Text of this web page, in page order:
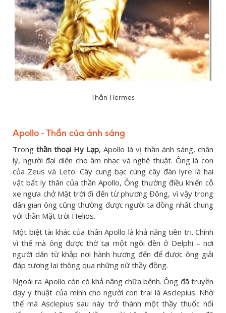
Thần Hermes
Apollo - Thần của ánh sáng
Trongthần thoại Hy Lạp, Apollo là vị thần ánh sáng, chân
lý, người đại diện cho âm nhạc và nghệ thuật. Ông là con
của Zeus và Leto. Cây cung bạc cùng cây đàn lyre là hai
vật bất ly thân của thần Apollo, Ông thường điều khiển cỗ
xe ngựa chở Mặt trời đi đến từ phương Đông, vì vậy trong
dân gian ông cũng thường được người ta đồng nhất chung
với thần Mặt trời Helios.
Một biệt tài khác của thần Apollo là khả năng tiên tri. Chính
vì thế mà ông được thờ tại một ngôi đền ở Delphi – nơi
người dân từ khắp nơi hành hương đến để được ông giải
đáp tương lai thông qua những nữ thầy đồng.
Ngoài ra Apollo còn có khả năng chữa bệnh. Ông đã truyền
dạy y thuật của mình cho người con trai là Asclepius. Nhờ
thế mà Asclepius sau này trở thành một thầy thuốc nổi